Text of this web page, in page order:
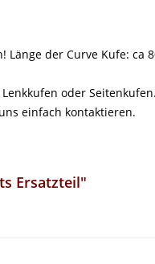
der Curve Kufe: ca
oder Seitenkufen.
einfach kontaktieren.
Ersatzteil"